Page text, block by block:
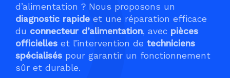
d’alimentation ? Nous proposons un
diagnostic rapide et une réparation efficace
du connecteur d’alimentation, avec pièces
officielles et l’intervention de techniciens
spécialisés pour garantir un fonctionnement
sûr et durable.